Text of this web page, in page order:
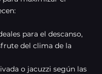
para el descanso,
del clima de la
o jacuzzi según las